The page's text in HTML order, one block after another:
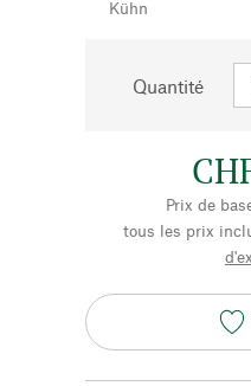
Kühn
Quantité
Prix de
tous les prix